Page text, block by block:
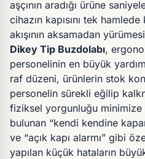
aşçının aradığı ürüne
cihazın kapısını tek
akışının aksamadan
Dikey Tip Buzdolabı,
personelinin en büyük
raf düzeni, ürünlerin stok
personelin sürekli eğilip
fiziksel yorgunluğu
bulunan “kendi kendine
ve “açık kapı alarmı” gibi
yapılan küçük hataların